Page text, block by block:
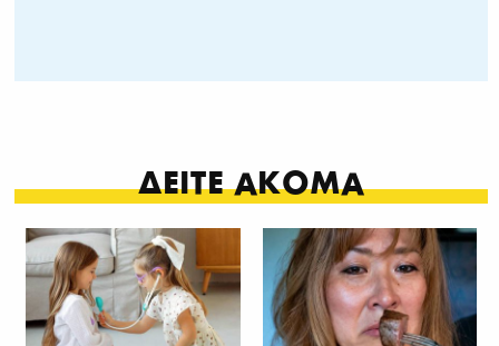
ΔΕΙΤΕ ΑΚΟΜΑ